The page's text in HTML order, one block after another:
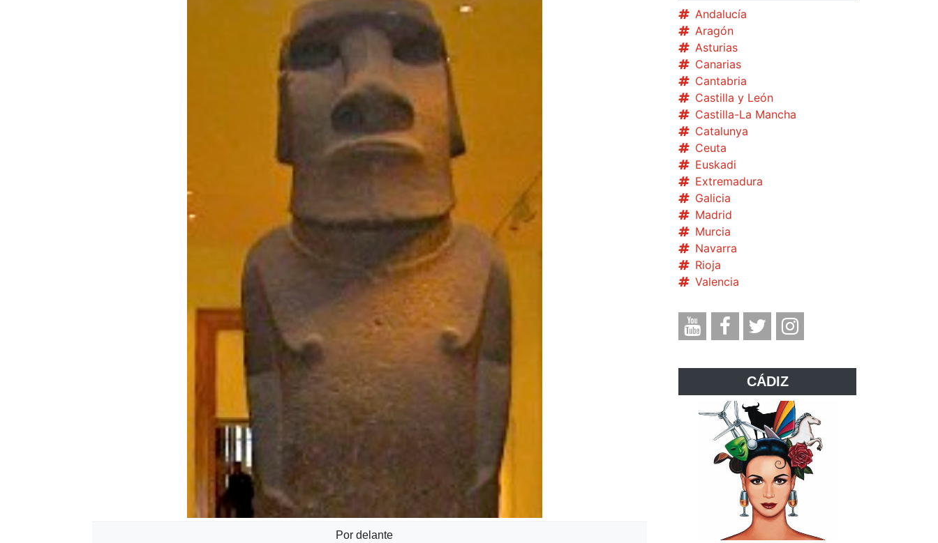
Por delante
Andalucía
Aragón
Asturias
Canarias
Cantabria
Castilla y León
Castilla-La Mancha
Catalunya
Ceuta
Euskadi
Extremadura
Galicia
Madrid
Murcia
Navarra
Rioja
Valencia
CÁDIZ